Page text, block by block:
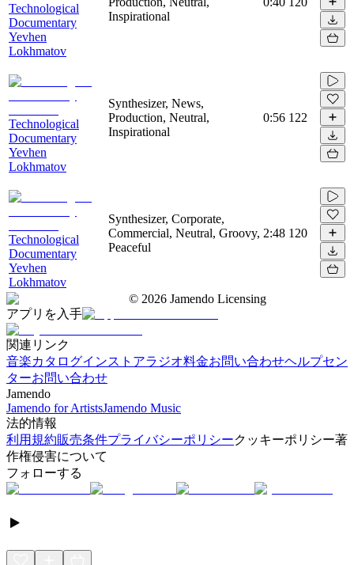
Technological
Documentary
Yevhen
Lokhmatov
Inspirational
Technological
Documentary
Yevhen
Lokhmatov
Synthesizer, News,
Production, Neutral,
Inspirational
0:56 122
Technological
Documentary
Yevhen
Lokhmatov
Synthesizer, Corporate,
Commercial, Neutral, Groovy,
Peaceful
2:48 120
© 2026 Jamendo Licensing
アプリを入手
関連リンク
音楽カタログインストアラジオ料金お問い合わせヘルプセン
ターお問い合わせ
Jamendo
Jamendo for ArtistsJamendo Music
法的情報
利用規約販売条件プライバシーポリシークッキーポリシー著
作権侵害について
フォローする